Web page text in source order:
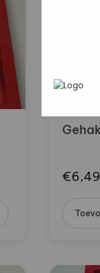
€6,49
uw
heen
wordt
je